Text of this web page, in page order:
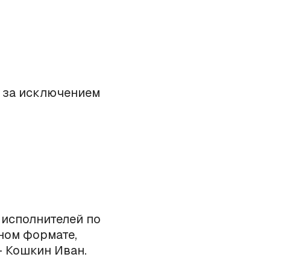
за исключением
по
формате,
Кошкин Иван.